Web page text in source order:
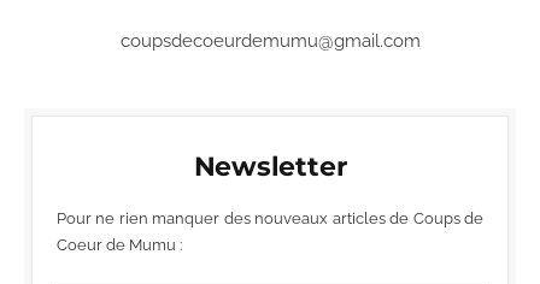
coupsdecoeurdemumu@gmail.com
Newsletter
Pour ne rien manquer des nouveaux articles de Coups de
Coeur de Mumu :